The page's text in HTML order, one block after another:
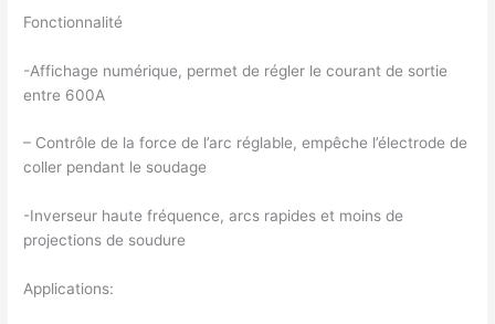
Fonctionnalité
-Affichage numérique, permet de régler le courant de sortie
entre 600A
– Contrôle de la force de l’arc réglable, empêche l’électrode de
coller pendant le soudage
-Inverseur haute fréquence, arcs rapides et moins de
projections de soudure
Applications: